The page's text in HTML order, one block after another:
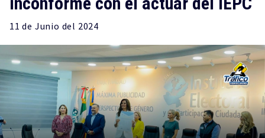
11 de Junio del 2024